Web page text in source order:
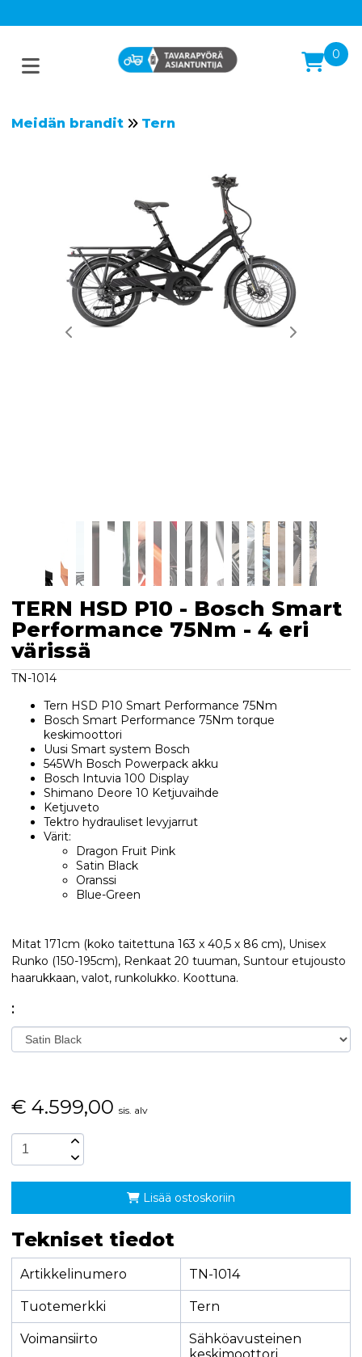
0
Meidän brandit Tern
TERN HSD P10 - Bosch Smart
Performance 75Nm - 4 eri
värissä
TN-1014
Tern HSD P10 Smart Performance 75Nm
Bosch Smart Performance 75Nm torque
keskimoottori
Uusi Smart system Bosch
545Wh Bosch Powerpack akku
Bosch Intuvia 100 Display
Shimano Deore 10 Ketjuvaihde
Ketjuveto
Tektro hydrauliset levyjarrut
Värit:
Dragon Fruit Pink
Satin Black
Oranssi
Blue-Green
Mitat 171cm (koko taitettuna 163 x 40,5 x 86 cm), Unisex
Runko (150-195cm), Renkaat 20 tuuman, Suntour etujousto
haarukkaan, valot, runkolukko. Koottuna.
:
€ 4.599,00 sis. alv
Lisää ostoskoriin
Tekniset tiedot
Artikkelinumero TN-1014
Tuotemerkki Tern
Voimansiirto
Sähköavusteinen